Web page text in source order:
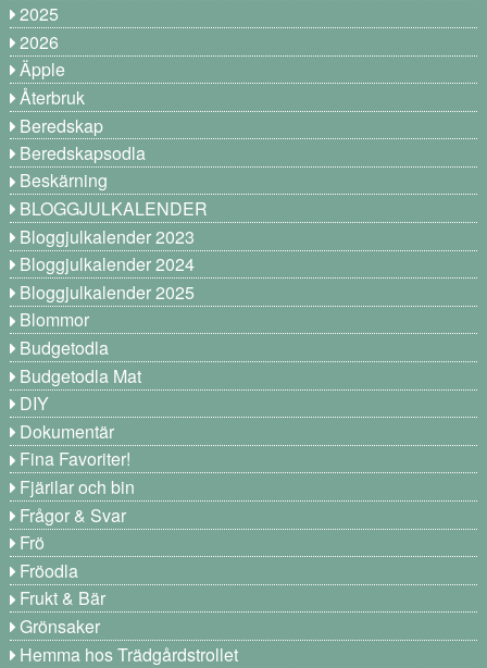
2025
2026
Äpple
Återbruk
Beredskap
Beredskapsodla
Beskärning
BLOGGJULKALENDER
Bloggjulkalender 2023
Bloggjulkalender 2024
Bloggjulkalender 2025
Blommor
Budgetodla
Budgetodla Mat
DIY
Dokumentär
Fina Favoriter!
Fjärilar och bin
Frågor & Svar
Frö
Fröodla
Frukt & Bär
Grönsaker
Hemma hos Trädgårdstrollet